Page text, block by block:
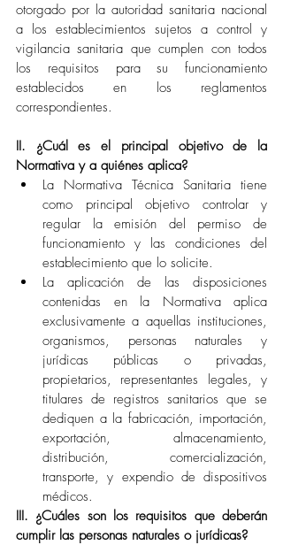
otorgado por la autoridad sanitaria nacional
a los establecimientos sujetos a control y
vigilancia sanitaria que cumplen con todos
los requisitos para su funcionamiento
establecidos en los reglamentos
correspondientes.
II. ¿Cuál es el principal objetivo de la
Normativa y a quiénes aplica?
La Normativa Técnica Sanitaria tiene
como principal objetivo controlar y
regular la emisión del permiso de
funcionamiento y las condiciones del
establecimiento que lo solicite.
La aplicación de las disposiciones
contenidas en la Normativa aplica
exclusivamente a aquellas instituciones,
organismos, personas naturales y
jurídicas públicas o privadas,
propietarios, representantes legales, y
titulares de registros sanitarios que se
dediquen a la fabricación, importación,
exportación, almacenamiento,
distribución, comercialización,
transporte, y expendio de dispositivos
médicos.
III. ¿Cuáles son los requisitos que deberán
cumplir las personas naturales o jurídicas?